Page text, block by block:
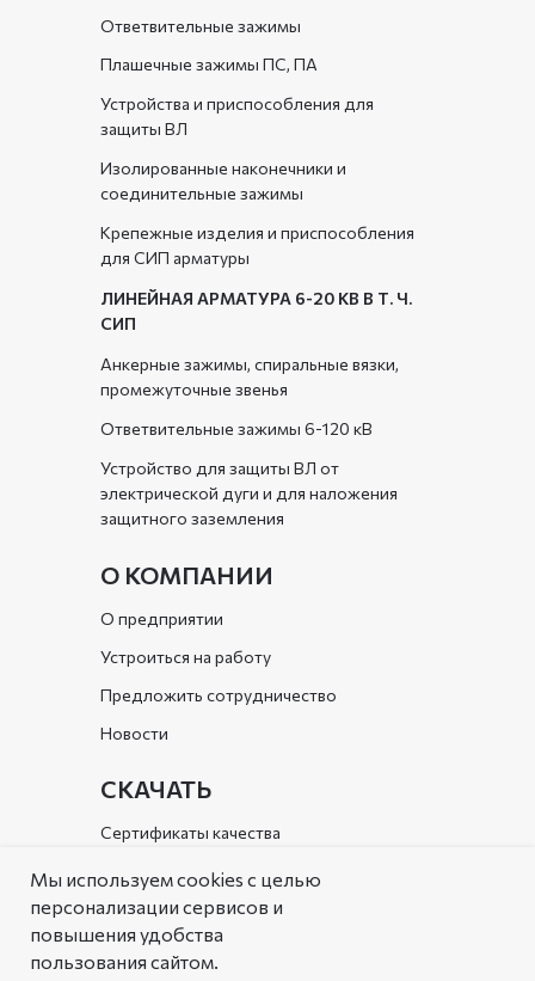
Мы используем cookies с целью
персонализации сервисов и
повышения удобства
пользования сайтом.
РЕШЕНИЯ
Каталог
Документы организации
Сертификаты качества
СКАЧАТЬ
Новости
Предложить сотрудничество
Устроиться на работу
О предприятии
О КОМПАНИИ
ЛИНЕЙНАЯ АРМАТУРА 6-20 КВ В Т. Ч.
СИП
Устройство для защиты ВЛ от
электрической дуги и для наложения
защитного заземления
Ответвительные зажимы 6-120 кВ
Анкерные зажимы, спиральные вязки,
промежуточные звенья
Крепежные изделия и приспособления
для СИП арматуры
Изолированные наконечники и
соединительные зажимы
Устройства и приспособления для
защиты ВЛ
Плашечные зажимы ПС, ПА
Ответвительные зажимы